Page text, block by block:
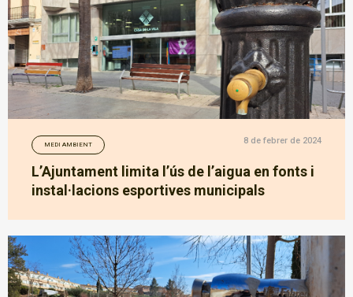
MEDI AMBIENT 8 de febrer de 2024
L’Ajuntament limita l’ús de l’aigua en fonts i
instal·lacions esportives municipals